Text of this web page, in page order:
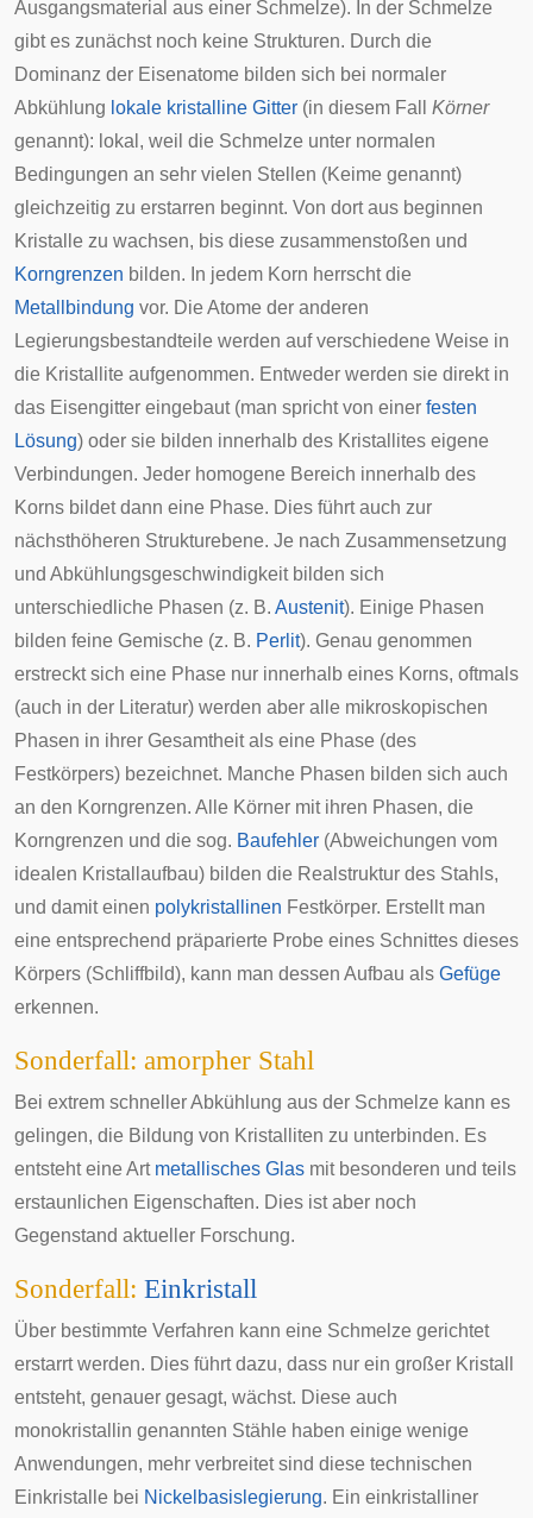
Ausgangsmaterial aus einer Schmelze). In der Schmelze
gibt es zunächst noch keine Strukturen. Durch die
Dominanz der Eisenatome bilden sich bei normaler
Abkühlung lokale kristalline Gitter (in diesem Fall Körner
genannt): lokal, weil die Schmelze unter normalen
Bedingungen an sehr vielen Stellen (Keime genannt)
gleichzeitig zu erstarren beginnt. Von dort aus beginnen
Kristalle zu wachsen, bis diese zusammenstoßen und
Korngrenzen bilden. In jedem Korn herrscht die
Metallbindung vor. Die Atome der anderen
Legierungsbestandteile werden auf verschiedene Weise in
die Kristallite aufgenommen. Entweder werden sie direkt in
das Eisengitter eingebaut (man spricht von einer festen
Lösung) oder sie bilden innerhalb des Kristallites eigene
Verbindungen. Jeder homogene Bereich innerhalb des
Korns bildet dann eine Phase. Dies führt auch zur
nächsthöheren Strukturebene. Je nach Zusammensetzung
und Abkühlungsgeschwindigkeit bilden sich
unterschiedliche Phasen (z. B. Austenit). Einige Phasen
bilden feine Gemische (z. B. Perlit). Genau genommen
erstreckt sich eine Phase nur innerhalb eines Korns, oftmals
(auch in der Literatur) werden aber alle mikroskopischen
Phasen in ihrer Gesamtheit als eine Phase (des
Festkörpers) bezeichnet. Manche Phasen bilden sich auch
an den Korngrenzen. Alle Körner mit ihren Phasen, die
Korngrenzen und die sog. Baufehler (Abweichungen vom
idealen Kristallaufbau) bilden die Realstruktur des Stahls,
und damit einen polykristallinen Festkörper. Erstellt man
eine entsprechend präparierte Probe eines Schnittes dieses
Körpers (Schliffbild), kann man dessen Aufbau als Gefüge
erkennen.
Sonderfall: amorpher Stahl
Bei extrem schneller Abkühlung aus der Schmelze kann es
gelingen, die Bildung von Kristalliten zu unterbinden. Es
entsteht eine Art metallisches Glas mit besonderen und teils
erstaunlichen Eigenschaften. Dies ist aber noch
Gegenstand aktueller Forschung.
Sonderfall: Einkristall
Über bestimmte Verfahren kann eine Schmelze gerichtet
erstarrt werden. Dies führt dazu, dass nur ein großer Kristall
entsteht, genauer gesagt, wächst. Diese auch
monokristallin genannten Stähle haben einige wenige
Anwendungen, mehr verbreitet sind diese technischen
Einkristalle bei Nickelbasislegierung. Ein einkristalliner